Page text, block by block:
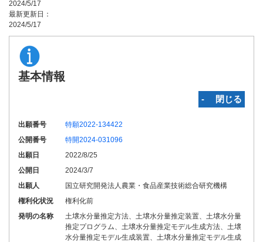
2024/5/17
最新更新日：
2024/5/17
基本情報
‐ 閉じる
出願番号
特願2022-134422
公開番号
特開2024-031096
出願日
2022/8/25
公開日
2024/3/7
出願人
国立研究開発法人農業・食品産業技術総合研究機構
権利化状況
権利化前
発明の名称
土壌水分量推定方法、土壌水分量推定装置、土壌水分量
推定プログラム、土壌水分量推定モデル生成方法、土壌
水分量推定モデル生成装置、土壌水分量推定モデル生成